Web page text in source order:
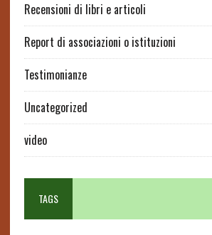
Recensioni di libri e articoli
Report di associazioni o istituzioni
Testimonianze
Uncategorized
video
TAGS